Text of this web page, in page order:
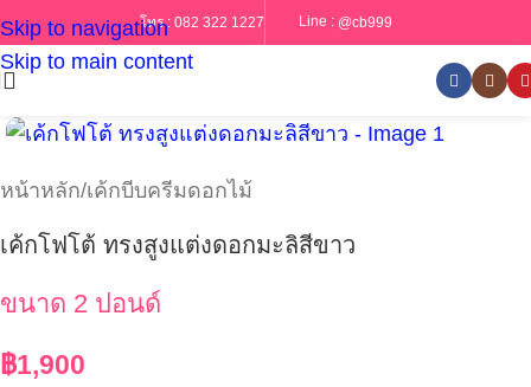
Skip to navigation
Skip to main content
โทร : 082 322 1227 Line : @cb999
หน้าหลัก/เค้กบีบครีมดอกไม้
เค้กโฟโต้ ทรงสูงแต่งดอกมะลิสีขาว
ขนาด 2 ปอนด์
฿1,900